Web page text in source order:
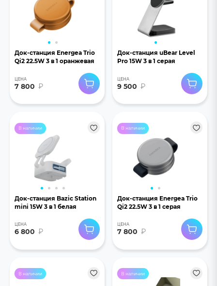
Док-станция Energea Trio
Qi2 22.5W 3 в 1 оранжевая
ЦЕНА
7 800 ₽
Док-станция uBear Level
Pro 15W 3 в 1 серая
ЦЕНА
9 500 ₽
В наличии
Док-станция Bazic Station
mini 15W 3 в 1 белая
ЦЕНА
6 800 ₽
В наличии
Док-станция Energea Trio
Qi2 22.5W 3 в 1 серая
ЦЕНА
7 800 ₽
В наличии В наличии